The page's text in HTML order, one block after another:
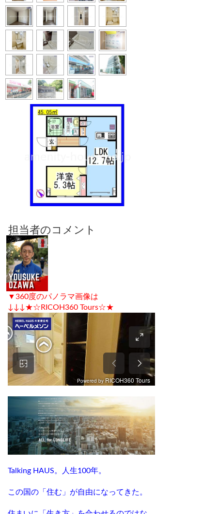
▼360度のパノラマ画像は
↓↓↓★☆RICOH360 Tours☆★
Talking HAUS。人生100年。
この国の「住む」が自由になってきた。